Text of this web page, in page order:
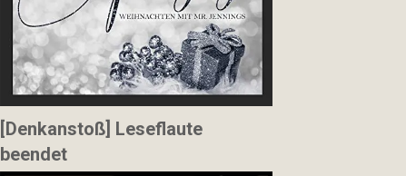
[Denkanstoß] Leseflaute
beendet